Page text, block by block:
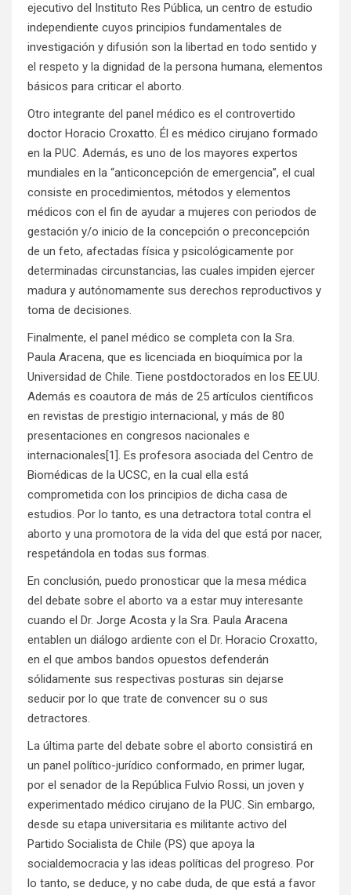
ejecutivo del Instituto Res Pública, un centro de estudio
independiente cuyos principios fundamentales de
investigación y difusión son la libertad en todo sentido y
el respeto y la dignidad de la persona humana, elementos
básicos para criticar el aborto.
Otro integrante del panel médico es el controvertido
doctor Horacio Croxatto. Él es médico cirujano formado
en la PUC. Además, es uno de los mayores expertos
mundiales en la “anticoncepción de emergencia”, el cual
consiste en procedimientos, métodos y elementos
médicos con el fin de ayudar a mujeres con periodos de
gestación y/o inicio de la concepción o preconcepción
de un feto, afectadas física y psicológicamente por
determinadas circunstancias, las cuales impiden ejercer
madura y autónomamente sus derechos reproductivos y
toma de decisiones.
Finalmente, el panel médico se completa con la Sra.
Paula Aracena, que es licenciada en bioquímica por la
Universidad de Chile. Tiene postdoctorados en los EE.UU.
Además es coautora de más de 25 artículos científicos
en revistas de prestigio internacional, y más de 80
presentaciones en congresos nacionales e
internacionales[1]. Es profesora asociada del Centro de
Biomédicas de la UCSC, en la cual ella está
comprometida con los principios de dicha casa de
estudios. Por lo tanto, es una detractora total contra el
aborto y una promotora de la vida del que está por nacer,
respetándola en todas sus formas.
En conclusión, puedo pronosticar que la mesa médica
del debate sobre el aborto va a estar muy interesante
cuando el Dr. Jorge Acosta y la Sra. Paula Aracena
entablen un diálogo ardiente con el Dr. Horacio Croxatto,
en el que ambos bandos opuestos defenderán
sólidamente sus respectivas posturas sin dejarse
seducir por lo que trate de convencer su o sus
detractores.
La última parte del debate sobre el aborto consistirá en
un panel político-jurídico conformado, en primer lugar,
por el senador de la República Fulvio Rossi, un joven y
experimentado médico cirujano de la PUC. Sin embargo,
desde su etapa universitaria es militante activo del
Partido Socialista de Chile (PS) que apoya la
socialdemocracia y las ideas políticas del progreso. Por
lo tanto, se deduce, y no cabe duda, de que está a favor